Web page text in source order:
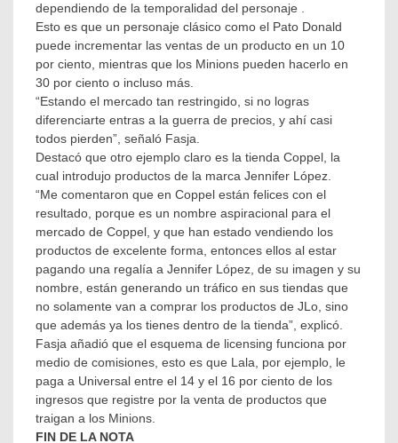
dependiendo de la temporalidad del personaje .
Esto es que un personaje clásico como el Pato Donald
puede incrementar las ventas de un producto en un 10
por ciento, mientras que los Minions pueden hacerlo en
30 por ciento o incluso más.
“Estando el mercado tan restringido, si no logras
diferenciarte entras a la guerra de precios, y ahí casi
todos pierden”, señaló Fasja.
Destacó que otro ejemplo claro es la tienda Coppel, la
cual introdujo productos de la marca Jennifer López.
“Me comentaron que en Coppel están felices con el
resultado, porque es un nombre aspiracional para el
mercado de Coppel, y que han estado vendiendo los
productos de excelente forma, entonces ellos al estar
pagando una regalía a Jennifer López, de su imagen y su
nombre, están generando un tráfico en sus tiendas que
no solamente van a comprar los productos de JLo, sino
que además ya los tienes dentro de la tienda”, explicó.
Fasja añadió que el esquema de licensing funciona por
medio de comisiones, esto es que Lala, por ejemplo, le
paga a Universal entre el 14 y el 16 por ciento de los
ingresos que registre por la venta de productos que
traigan a los Minions.
FIN DE LA NOTA